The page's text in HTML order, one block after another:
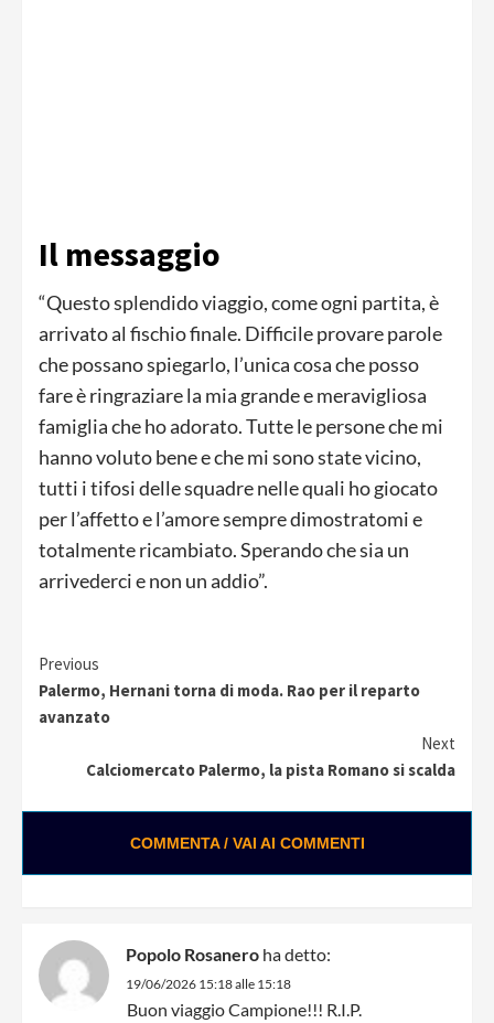
Il messaggio
“Questo splendido viaggio, come ogni partita, è
arrivato al fischio finale. Difficile provare parole
che possano spiegarlo, l’unica cosa che posso
fare è ringraziare la mia grande e meravigliosa
famiglia che ho adorato. Tutte le persone che mi
hanno voluto bene e che mi sono state vicino,
tutti i tifosi delle squadre nelle quali ho giocato
per l’affetto e l’amore sempre dimostratomi e
totalmente ricambiato. Sperando che sia un
arrivederci e non un addio”.
Continue
Reading
Previous
Palermo, Hernani torna di moda. Rao per il reparto
avanzato
Next
Calciomercato Palermo, la pista Romano si scalda
COMMENTA / VAI AI COMMENTI
Popolo Rosanero ha detto:
19/06/2026 15:18 alle 15:18
Buon viaggio Campione!!! R.I.P.